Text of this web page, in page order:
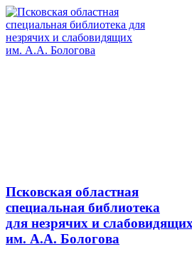
Псковская областная
специальная библиотека
для незрячих и слабовидящих
им. А.А. Бологова